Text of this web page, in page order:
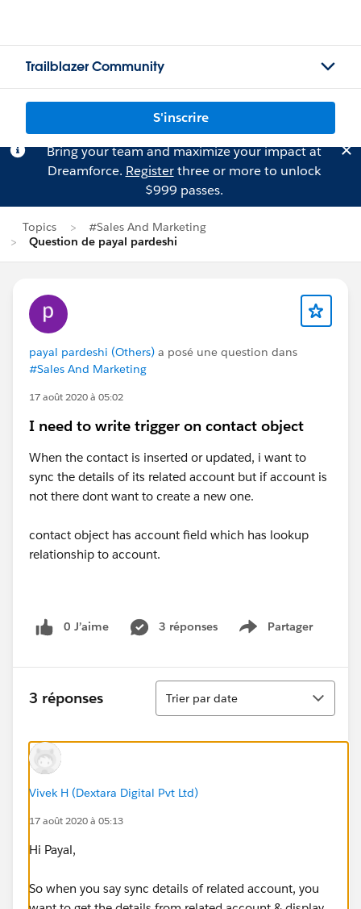
Trailblazer Community
S'inscrire
Bring your team and maximize your impact at
Dreamforce. Registerthree or more to unlock
$999 passes.
Topics
#Sales And Marketing
Question de payal pardeshi
payal pardeshi (Others) a posé une question dans
#Sales And Marketing
17 août 2020 à 05:02
I need to write trigger on contact object
When the contact is inserted or updated, i want to
sync the details of its related account but if account is
not there dont want to create a new one.
contact object has account field which has lookup
relationship to account.
0 J’aime 3 réponses Partager
Show menu
3 réponses
Tri
Trier par date
Vivek H (Dextara Digital Pvt Ltd)
17 août 2020 à 05:13
Hi Payal,
So when you say sync details of related account, you